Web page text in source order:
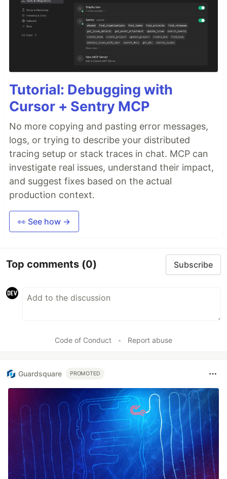
Tutorial: Debugging with
Cursor + Sentry MCP
No more copying and pasting error messages,
logs, or trying to describe your distributed
tracing setup or stack traces in chat. MCP can
investigate real issues, understand their impact,
and suggest fixes based on the actual
production context.
👀 See how →
Top comments (0) Subscribe
Code of Conduct • Report abuse
Guardsquare PROMOTED